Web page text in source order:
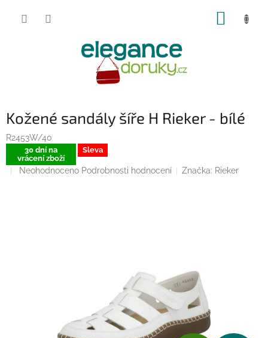
Kožené sandály šíře H Rieker - bílé
R2453W/40
30 dní na
vrácení zboží
Sleva
Průměrné
Neohodnoceno Podrobnosti hodnocení Značka: Rieker